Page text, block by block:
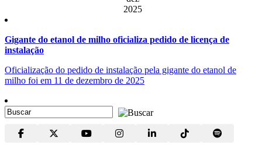
2025
Gigante do etanol de milho oficializa pedido de licença de
instalação
Oficialização do pedido de instalação pela gigante do etanol de
milho foi em 11 de dezembro de 2025